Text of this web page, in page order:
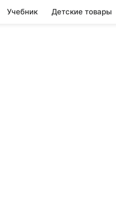
Учебник Детские товары